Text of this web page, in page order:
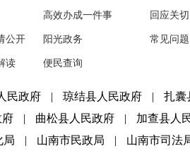
公开
读
高效办成一件事
阳光政务
便民查询
回应关切
常见问题
民政府 | 琼结县人民政府 | 扎囊
府 | 曲松县人民政府 | 加查县人
局 | 山南市民政局 | 山南市司法